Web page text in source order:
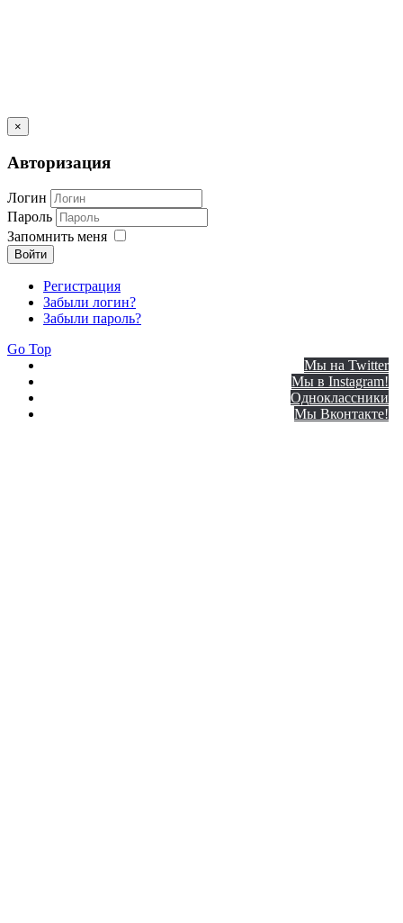
×
Авторизация
Логин
Пароль
Запомнить меня
Войти
Регистрация
Забыли логин?
Забыли пароль?
Go Top
Мы на Twitter
Мы в Instagram!
Одноклассники
Мы Вконтакте!